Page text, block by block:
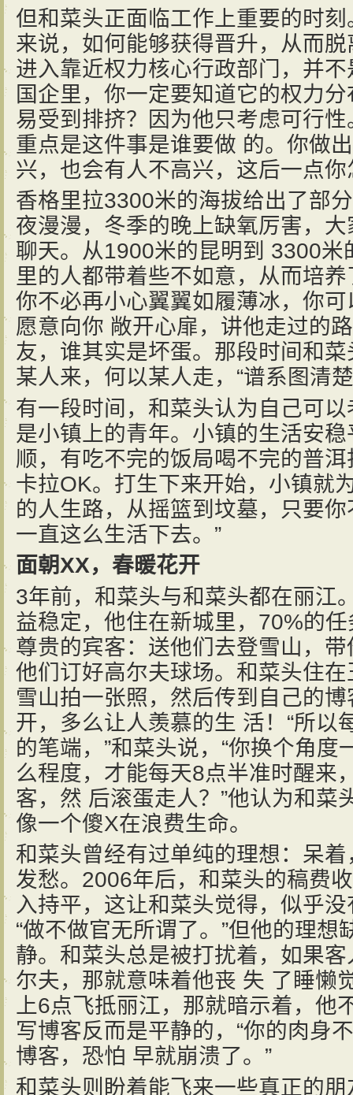
但和菜头正面临工作上重要的时
来说，如何能够获得晋升，从而
进入靠近权力核心行政部门，并
国企里，你一定要知道它的权力
易受到排挤？因为他只考虑可行
重点是这件事是谁要做 的。你做
兴，也会有人不高兴，这后一点你
香格里拉3300米的海拔给出了部
夜漫漫，冬季的晚上缺氧厉害，
聊天。从1900米的昆明到 3300米
里的人都带着些不如意，从而培
你不必再小心翼翼如履薄冰，你
愿意向你 敞开心扉，讲他走过的
友，谁其实是坏蛋。那段时间和
某人来，何以某人走，“谱系图清
有一段时间，和菜头认为自己可
是小镇上的青年。小镇的生活安
顺，有吃不完的饭局喝不完的普
卡拉OK。打生下来开始，小镇就
的人生路，从摇篮到坟墓，只要
一直这么生活下去。”
面朝XX，春暖花开
3年前，和菜头与和菜头都在丽江
益稳定，他住在新城里，70%的
尊贵的宾客：送他们去登雪山，
他们订好高尔夫球场。和菜头住
雪山拍一张照，然后传到自己的
开，多么让人羡慕的生 活！“所以
的笔端，”和菜头说，“你换个角
么程度，才能每天8点半准时醒来
客，然 后滚蛋走人？”他认为和菜
像一个傻X在浪费生命。
和菜头曾经有过单纯的理想：呆
发愁。2006年后，和菜头的稿费
入持平，这让和菜头觉得，似乎
“做不做官无所谓了。”但他的理想
静。和菜头总是被打扰着，如果
尔夫，那就意味着他丧 失 了睡懒
上6点飞抵丽江，那就暗示着，他
写博客反而是平静的，“你的肉
博客，恐怕 早就崩溃了。”
和菜头则盼着能飞来一些真正的